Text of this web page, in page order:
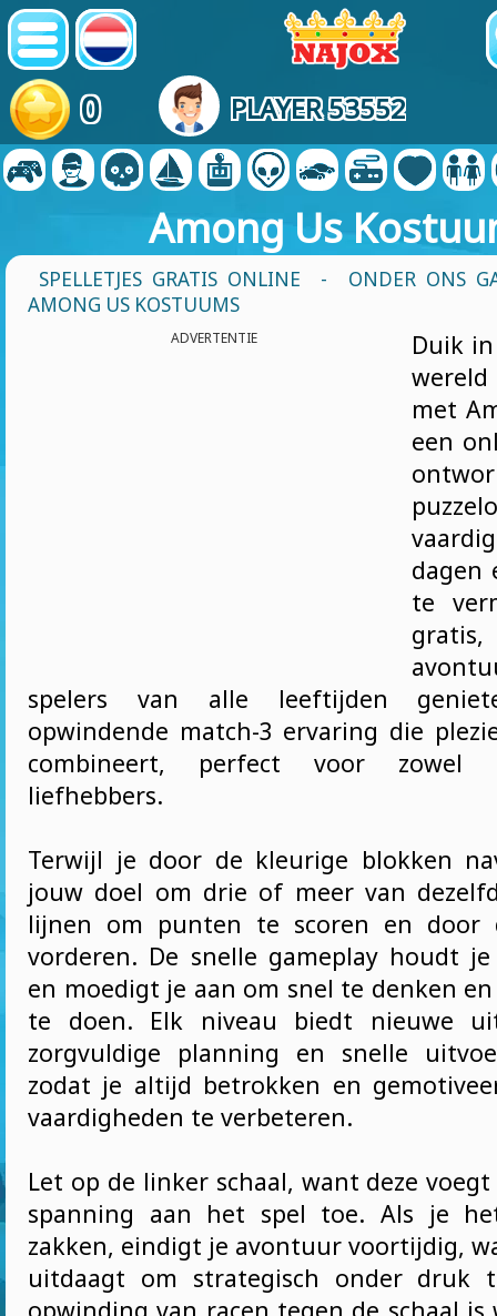
0 PLAYER 53552
Among Us
SPELLETJES GRATIS ONLINE -
ONDER ONS
AMONG US KOSTUUMS
ADVERTENTIE
Duik
met
een
dagen
te
spelers van alle leeftijden
opwindende match-3 ervaring die
combineert, perfect voor zowel
liefhebbers.
Terwijl je door de kleurige blokken
jouw doel om drie of meer van
lijnen om punten te scoren en door
vorderen. De snelle gameplay houdt
en moedigt je aan om snel te denken
te doen. Elk niveau biedt nieuwe
zorgvuldige planning en snelle
zodat je altijd betrokken en
vaardigheden te verbeteren.
Let op de linker schaal, want deze
spanning aan het spel toe. Als je
zakken, eindigt je avontuur voortijdig,
uitdaagt om strategisch onder druk